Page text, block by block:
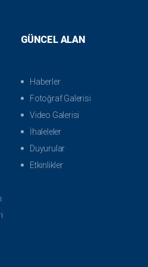
GÜNCEL ALAN
Haberler
Fotoğraf Galerisi
Video Galerisi
İhaleleler
Duyurular
Etkinlikler